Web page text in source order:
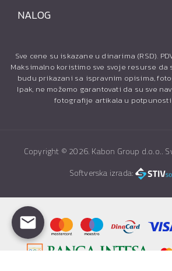
NALOG
Sve cene su iskazane u dinarima (RSD).
Maksimalno koristimo sve svoje resurse
budu prikazani sa ispravnim opisima,
Ipak, ne možemo garantovati da su sve
fotografije artikala u
Copyright © 2026. Kabon Group d.o.o..
Softverska izrada: